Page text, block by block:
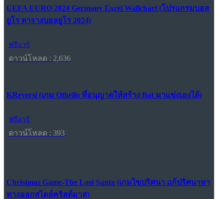
UEFA EURO 2024 Germany Excel Wallchart (โปรแกรมบอล
ยูโร ตารางบอลยูโร 2024)
ฟรีแวร์
ดาวน์โหลด : 2,636
KReversi (เกม Othello ที่อนุญาตให้สร้าง Bot มาแข่งเองได้)
ฟรีแวร์
ดาวน์โหลด : 393
Christmas Game-The Lost Santa (เกมไขปริศนา แก้ปริศนาหา
ทางออกสไตล์คริสต์มาส)